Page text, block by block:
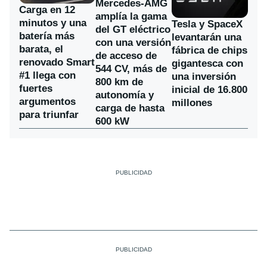
Carga en 12
minutos y una
batería más
barata, el
renovado Smart
#1 llega con
fuertes
argumentos
para triunfar
Mercedes-AMG
amplía la gama
del GT eléctrico
con una versión
de acceso de
544 CV, más de
800 km de
autonomía y
carga de hasta
600 kW
Tesla y SpaceX
levantarán una
fábrica de chips
gigantesca con
una inversión
inicial de 16.800
millones